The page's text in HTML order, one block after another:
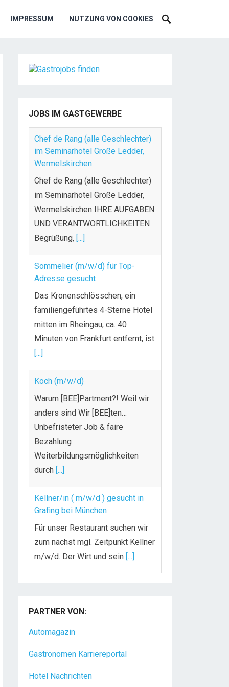
IMPRESSUM NUTZUNG VON COOKIES
JOBS IM GASTGEWERBE
Chef de Rang (alle Geschlechter)
im Seminarhotel Große Ledder,
Wermelskirchen
Chef de Rang (alle Geschlechter)
im Seminarhotel Große Ledder,
Wermelskirchen IHRE AUFGABEN
UND VERANTWORTLICHKEITEN
Begrüßung, [...]
Sommelier (m/w/d) für Top-
Adresse gesucht
Das Kronenschlösschen, ein
familiengeführtes 4-Sterne Hotel
mitten im Rheingau, ca. 40
Minuten von Frankfurt entfernt, ist
[...]
Koch (m/w/d)
Warum [BEE]Partment?! Weil wir
anders sind Wir [BEE]ten…
Unbefristeter Job & faire
Bezahlung
Weiterbildungsmöglichkeiten
durch [...]
Kellner/in ( m/w/d ) gesucht in
Grafing bei München
Für unser Restaurant suchen wir
zum nächst mgl. Zeitpunkt Kellner
m/w/d. Der Wirt und sein [...]
Dein Arbeitsplatz mit
Urlaubsfeeling Chef de Rang
Leidenschaft und liebst[...]
PARTNER VON:
Automagazin
Gastronomen Karriereportal
Hotel Nachrichten